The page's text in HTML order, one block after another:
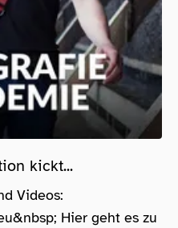
kickt...
Videos:
Hier geht es zu